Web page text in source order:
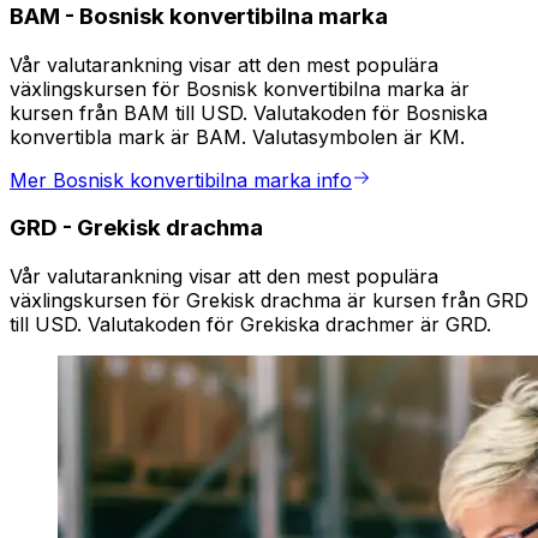
BAM - Bosnisk konvertibilna marka
Vår valutarankning visar att den mest populära
växlingskursen för Bosnisk konvertibilna marka är
kursen från BAM till USD. Valutakoden för Bosniska
konvertibla mark är BAM. Valutasymbolen är KM.
Mer Bosnisk konvertibilna marka info
GRD - Grekisk drachma
Vår valutarankning visar att den mest populära
växlingskursen för Grekisk drachma är kursen från GRD
till USD. Valutakoden för Grekiska drachmer är GRD.